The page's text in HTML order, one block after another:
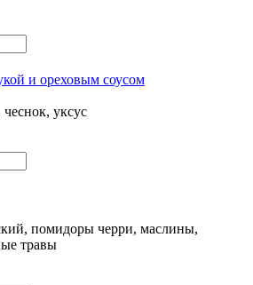
и ореховым соусом
уксус
помидоры черри, маслины,
травы